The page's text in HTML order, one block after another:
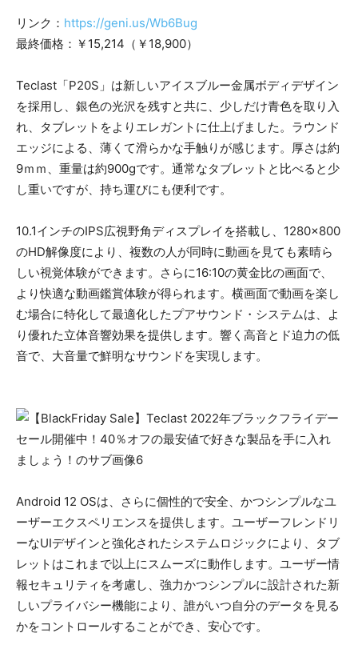
リンク： https://geni.us/Wb6Bug
最終価格：￥15,214（￥18,900）
Teclast「P20S」は新しいアイスブルー金属ボディデザイン
を採用し、銀色の光沢を残すと共に、少しだけ青色を取り入
れ、タブレットをよりエレガントに仕上げました。ラウンド
エッジによる、薄くて滑らかな手触りが感じます。厚さは約
9ｍｍ、重量は約900gです。通常なタブレットと比べると少
し重いですが、持ち運びにも便利です。
10.1インチのIPS広視野角ディスプレイを搭載し、1280×800
のHD解像度により、複数の人が同時に動画を見ても素晴ら
しい視覚体験ができます。さらに16:10の黄金比の画面で、
より快適な動画鑑賞体験が得られます。横画面で動画を楽し
む場合に特化して最適化したプアサウンド・システムは、よ
り優れた立体音響効果を提供します。響く高音とド迫力の低
音で、大音量で鮮明なサウンドを実現します。
Android 12 OSは、さらに個性的で安全、かつシンプルなユ
ーザーエクスペリエンスを提供します。ユーザーフレンドリ
ーなUIデザインと強化されたシステムロジックにより、タブ
レットはこれまで以上にスムーズに動作します。ユーザー情
報セキュリティを考慮し、強力かつシンプルに設計された新
しいプライバシー機能により、誰がいつ自分のデータを見る
かをコントロールすることができ、安心です。